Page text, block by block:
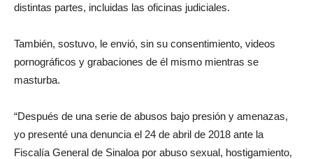
distintas partes, incluidas las oficinas judiciales.
También, sostuvo, le envió, sin su consentimiento, videos
pornográficos y grabaciones de él mismo mientras se
masturba.
“Después de una serie de abusos bajo presión y amenazas,
yo presenté una denuncia el 24 de abril de 2018 ante la
Fiscalía General de Sinaloa por abuso sexual, hostigamiento,